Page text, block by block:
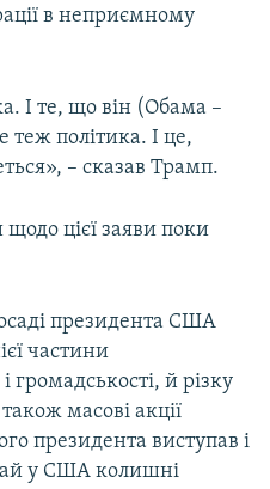
в неприємному
І те, що він (Обама –
теж політика. І це,
– сказав Трамп.
цієї заяви поки
президента США
частини
громадськості, й різку
масові акції
президента виступав і
у США колишні